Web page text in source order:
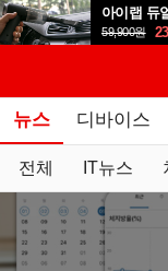
아이랩 듀
59,900원
뉴스 디바이스
전체 IT뉴스
요약